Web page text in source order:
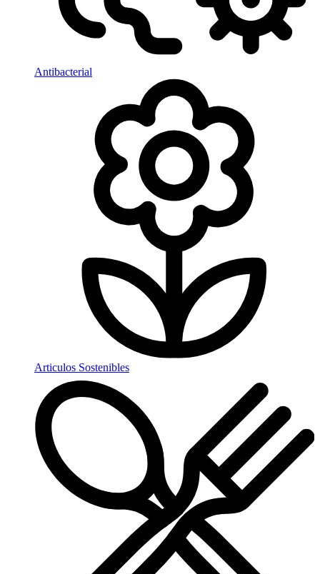
Antibacterial
Articulos Sostenibles